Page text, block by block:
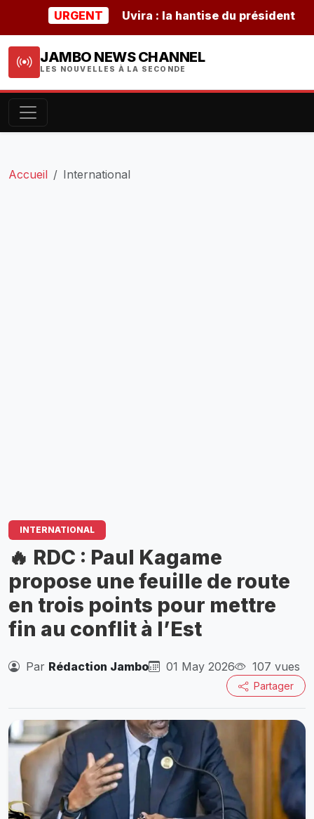
URGENT Uvira : la hantise du président
JAMBO NEWS CHANNEL
LES NOUVELLES À LA SECONDE
Accueil International
INTERNATIONAL
🔥 RDC : Paul Kagame
propose une feuille de route
en trois points pour mettre
fin au conflit à l’Est
Par Rédaction Jambo 01 May 2026 107 vues
Partager